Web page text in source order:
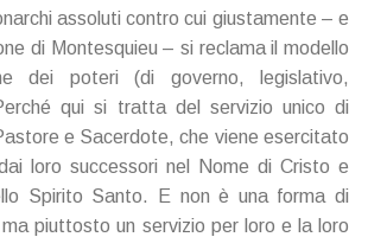
assoluti contro cui giustamente – e
di Montesquieu – si reclama il modello
dei poteri (di governo, legislativo,
qui si tratta del servizio unico di
e Sacerdote, che viene esercitato
loro successori nel Nome di Cristo e
Spirito Santo. E non è una forma di
piuttosto un servizio per loro e la loro